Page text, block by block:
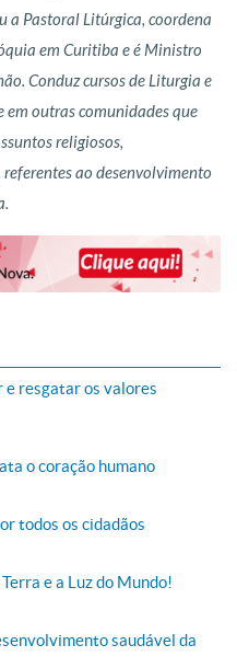
a Pastoral Litúrgica, coordena
em Curitiba e é Ministro
Conduz cursos de Liturgia e
outras comunidades que
religiosos,
ao desenvolvimento
e resgatar os valores
o coração humano
todos os cidadãos
e a Luz do Mundo!
saudável da